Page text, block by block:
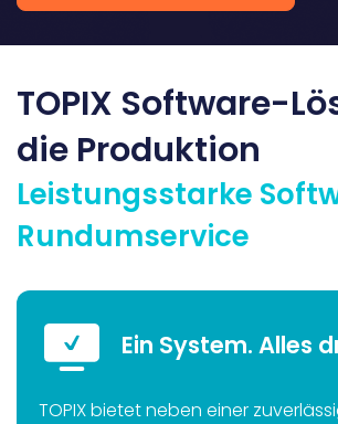
TOPIX Software-
die Produktion
Leistungsstarke
Rundumservice
Ein System. Alles
TOPIX bietet neben einer